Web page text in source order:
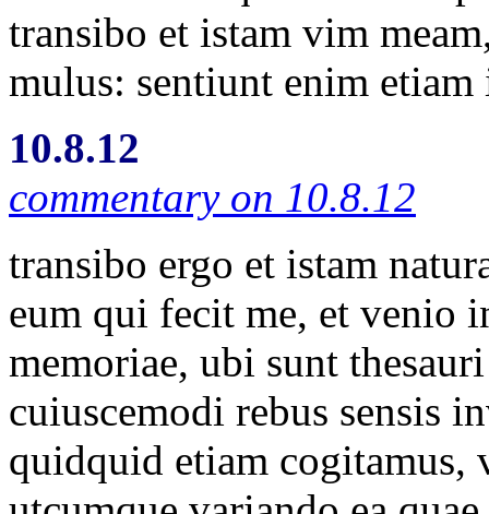
transibo et istam vim
mulus: sentiunt enim etiam
10.8.12
commentary on 10.8.12
transibo ergo et istam
eum qui fecit me, et venio
memoriae, ubi sunt
cuiuscemodi rebus sensis
quidquid etiam cogitamus,